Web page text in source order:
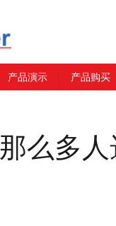
产品演示 产品购买
么多